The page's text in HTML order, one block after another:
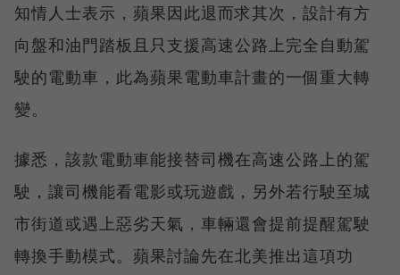
知情人士表示，蘋果因此退而求其次，設計有方
向盤和油門踏板且只支援高速公路上完全自動駕
駛的電動車，此為蘋果電動車計畫的一個重大轉
變。
據悉，該款電動車能接替司機在高速公路上的駕
駛，讓司機能看電影或玩遊戲，另外若行駛至城
市街道或遇上惡劣天氣，車輛還會提前提醒駕駛
轉換手動模式。蘋果討論先在北美推出這項功